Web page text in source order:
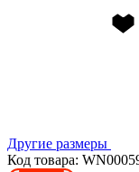
Другие размеры
Код товара: